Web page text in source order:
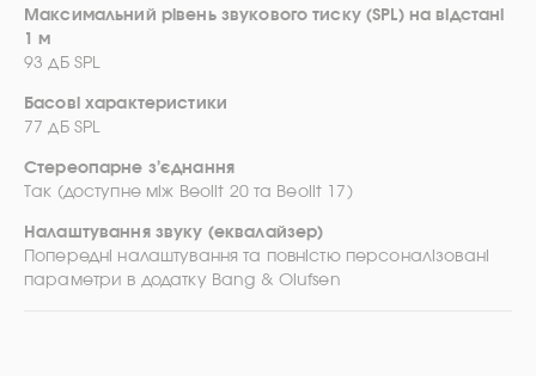
Максимальний рівень звукового тиску (SPL) на відстані
1 м
93 дБ SPL
Басові характеристики
77 дБ SPL
Стереопарне з’єднання
Так (доступне між Beolit 20 та Beolit 17)
Налаштування звуку (еквалайзер)
Попередні налаштування та повністю персоналізовані
параметри в додатку Bang & Olufsen